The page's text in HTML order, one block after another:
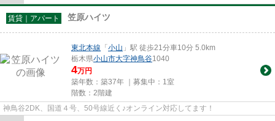
賃貸｜アパート 笠原ハイツ
東北本線 「小山 」駅 徒歩21分車10分 5.0km
栃木県小山市大字神鳥谷1040
4万円
築年数：築37年 ｜募集中： 1室
階数：2階建
神鳥谷2DK、国道４号、50号線近く♪オンライン対応してます！